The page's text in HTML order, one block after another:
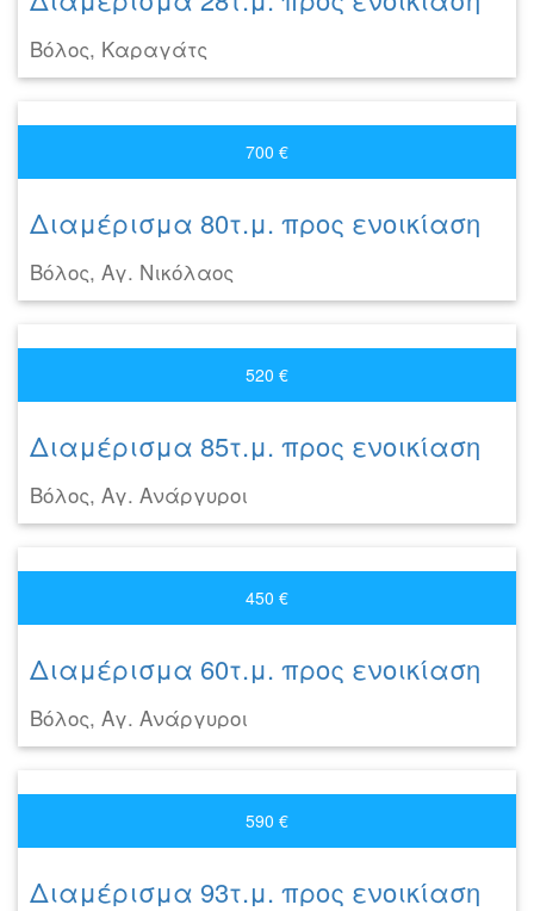
Βόλος, Καραγάτς
700 €
Διαμέρισμα 80τ.μ. προς ενοικίαση
Βόλος, Αγ. Νικόλαος
520 €
Διαμέρισμα 85τ.μ. προς ενοικίαση
Βόλος, Αγ. Ανάργυροι
450 €
Διαμέρισμα 60τ.μ. προς ενοικίαση
Βόλος, Αγ. Ανάργυροι
590 €
Διαμέρισμα 93τ.μ. προς ενοικίαση